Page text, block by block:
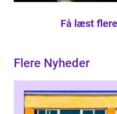
Få læst
Flere Nyheder